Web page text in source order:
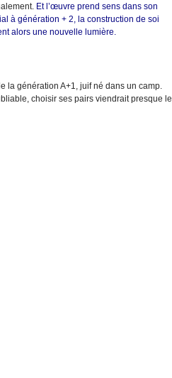
Et l’œuvre prend sens dans son
à génération + 2, la construction de soi
alors une nouvelle lumière.
la génération A+1, juif né dans un camp.
choisir ses pairs viendrait presque le